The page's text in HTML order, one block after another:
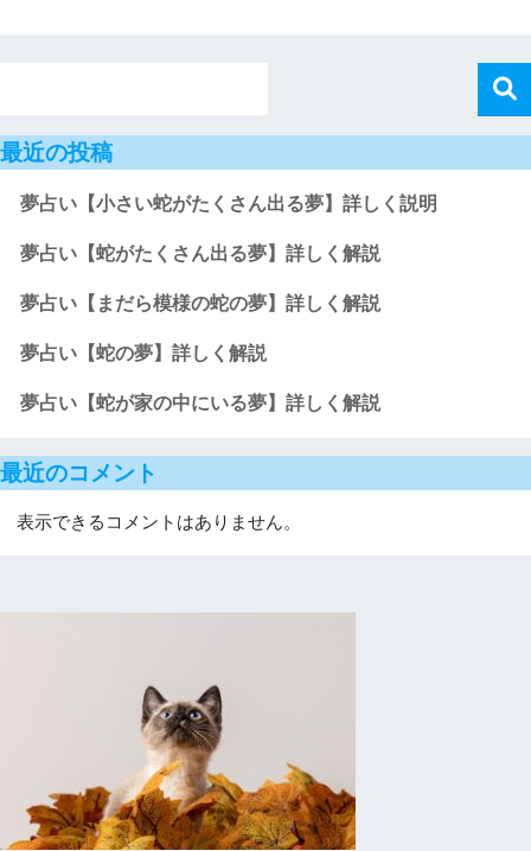
最近の投稿
夢占い【小さい蛇がたくさん出る夢】詳しく説明
夢占い【蛇がたくさん出る夢】詳しく解説
夢占い【まだら模様の蛇の夢】詳しく解説
夢占い【蛇の夢】詳しく解説
夢占い【蛇が家の中にいる夢】詳しく解説
最近のコメント
表示できるコメントはありません。